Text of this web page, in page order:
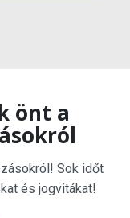
önt a
Sok időt
és jogvitákat!